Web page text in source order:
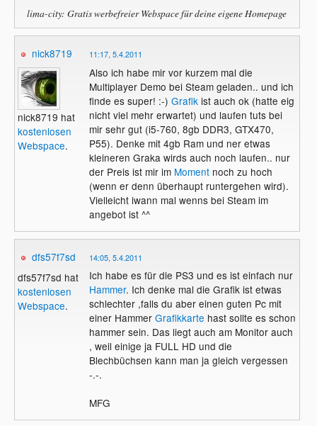
lima-city: Gratis werbefreier Webspace für deine eigene Homepage
nick8719
nick8719 hat
kostenlosen
Webspace.
11:17, 5.4.2011
Also ich habe mir vor kurzem mal die
Multiplayer Demo bei Steam geladen.. und ich
finde es super! :-) Grafik ist auch ok (hatte eig
nicht viel mehr erwartet) und laufen tuts bei
mir sehr gut (i5-760, 8gb DDR3, GTX470,
P55). Denke mit 4gb Ram und ner etwas
kleineren Graka wirds auch noch laufen.. nur
der Preis ist mir im Momentnoch zu hoch
(wenn er denn überhaupt runtergehen wird).
Vielleicht iwann mal wenns bei Steam im
angebot ist ^^
dfs57f7sd
dfs57f7sd hat
kostenlosen
Webspace.
14:05, 5.4.2011
Ich habe es für die PS3 und es ist einfach nur
Hammer. Ich denke mal die Grafik ist etwas
schlechter ,falls du aber einen guten Pc mit
einer Hammer Grafikkarte hast sollte es schon
hammer sein. Das liegt auch am Monitor auch
, weil einige ja FULL HD und die
Blechbüchsen kann man ja gleich vergessen
-.-.
MFG